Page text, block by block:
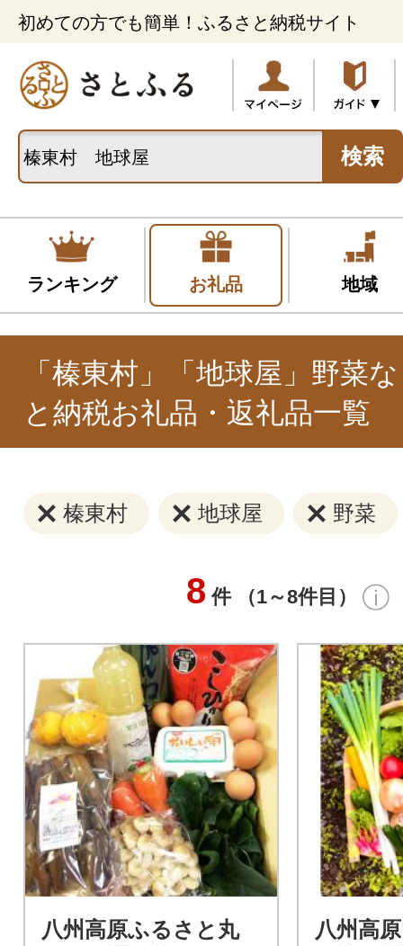
初めての方でも簡単！ふるさと納税サイト
検索
ランキング お礼品 地域
「榛東村」「地球屋」野菜
と納税お礼品・返礼品一覧
榛東村 地球屋 野菜
8 件 （1～8件目）
八州高原ふるさと丸
八州高